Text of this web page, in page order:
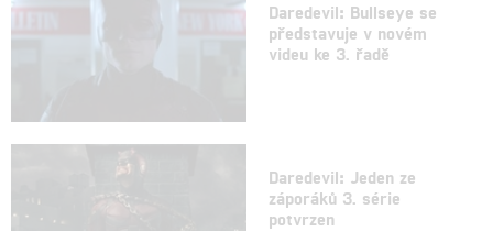
Daredevil: Bullseye se
představuje v novém
videu ke 3. řadě
Daredevil: Jeden ze
záporáků 3. série
potvrzen